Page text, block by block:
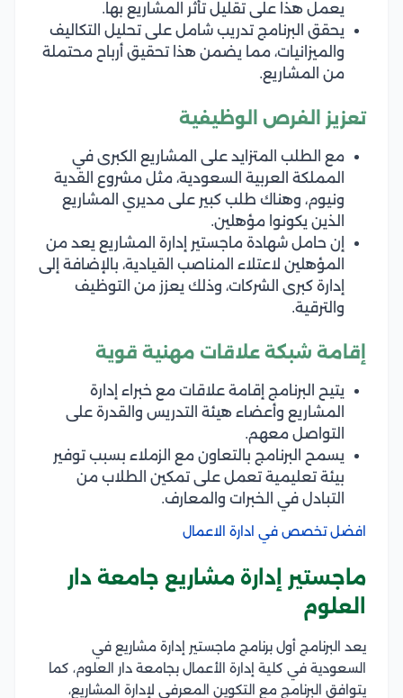
يعمل هذا على تقليل تأثر المشاريع بها.
يحقق البرنامج تدريب شامل على تحليل التكاليف
والميزانيات، مما يضمن هذا تحقيق أرباح محتملة
من المشاريع.
تعزيز الفرص الوظيفية
مع الطلب المتزايد على المشاريع الكبرى في
المملكة العربية السعودية، مثل مشروع القدية
ونيوم، وهناك طلب كبير على مديري المشاريع
الذين يكونوا مؤهلين.
إن حامل شهادة ماجستير إدارة المشاريع يعد من
المؤهلين لاعتلاء المناصب القيادية، بالإضافة إلى
إدارة كبرى الشركات، وذلك يعزز من التوظيف
والترقية.
إقامة شبكة علاقات مهنية قوية
يتيح البرنامج إقامة علاقات مع خبراء إدارة
المشاريع وأعضاء هيئة التدريس والقدرة على
التواصل معهم.
يسمح البرنامج بالتعاون مع الزملاء بسبب توفير
بيئة تعليمية تعمل على تمكين الطلاب من
التبادل في الخبرات والمعارف.
افضل تخصص في ادارة الاعمال
ماجستير إدارة مشاريع جامعة دار
العلوم
يعد البرنامج أول برنامج ماجستير إدارة مشاريع في
السعودية في كلية إدارة الأعمال بجامعة دار العلوم، كما
يتوافق البرنامج مع التكوين المعرفي لإدارة المشاريع،